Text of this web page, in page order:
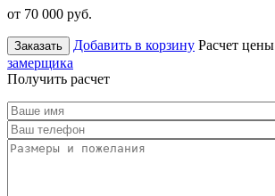
от 70 000 руб.
Заказать Добавить в корзину Расчет цены
замерщика
Получить расчет